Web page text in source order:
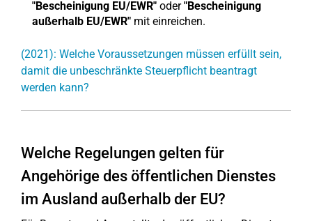
"Bescheinigung EU/EWR" oder"Bescheinigung
außerhalb EU/EWR" mit einreichen.
(2021): Welche Voraussetzungen müssen erfüllt sein,
damit die unbeschränkte Steuerpflicht beantragt
werden kann?
Welche Regelungen gelten für
Angehörige des öffentlichen Dienstes
im Ausland außerhalb der EU?